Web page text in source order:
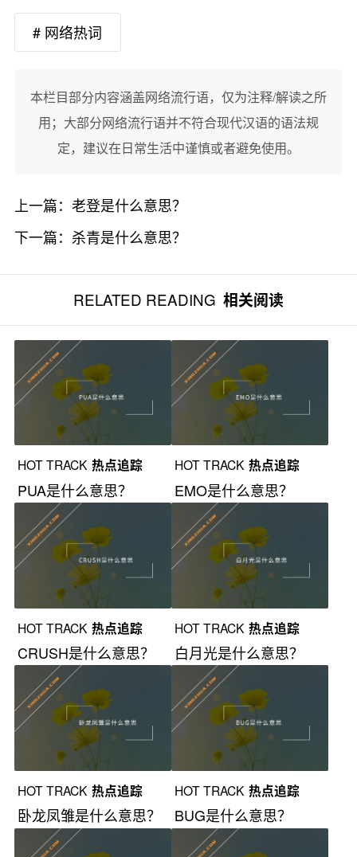
# 网络热词
本栏目部分内容涵盖网络流行语，仅为注释/解读之所
用；大部分网络流行语并不符合现代汉语的语法规
定，建议在日常生活中谨慎或者避免使用。
上一篇： 老登是什么意思？
下一篇： 杀青是什么意思？
RELATED READING 相关阅读
HOT TRACK 热点追踪
PUA是什么意思？
HOT TRACK 热点追踪
EMO是什么意思？
HOT TRACK 热点追踪
CRUSH是什么意思？
HOT TRACK 热点追踪
白月光是什么意思？
HOT TRACK 热点追踪
卧龙凤雏是什么意思？
HOT TRACK 热点追踪
BUG是什么意思？